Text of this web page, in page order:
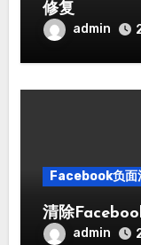
修复
admin
Facebook负面
清除
admin